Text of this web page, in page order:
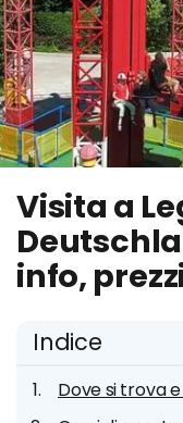
Visita a
info,
Indice
Dove si trova